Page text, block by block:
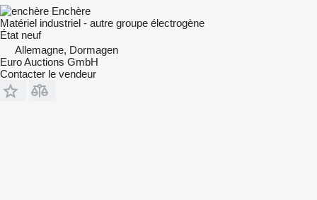
Enchère
Matériel industriel - autre groupe électrogène
État neuf
Allemagne, Dormagen
Euro Auctions GmbH
Contacter le vendeur